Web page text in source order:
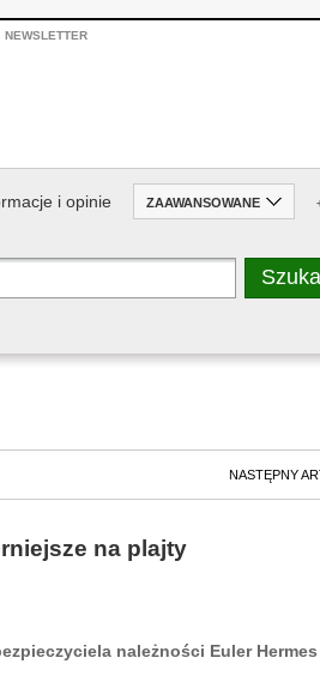
NEWSLETTER
i opinie ZAAWANSOWANE
NASTĘPNY
na plajty
należności Euler